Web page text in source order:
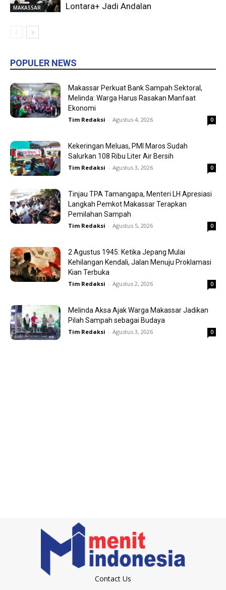
MAKASSAR
Lontara+ Jadi Andalan
POPULER NEWS
Makassar Perkuat Bank Sampah Sektoral,
Melinda: Warga Harus Rasakan Manfaat
Ekonomi
Tim Redaksi - Agustus 4, 2026 0
Kekeringan Meluas, PMI Maros Sudah
Salurkan 108 Ribu Liter Air Bersih
Tim Redaksi - Agustus 3, 2026 0
Tinjau TPA Tamangapa, Menteri LH Apresiasi
Langkah Pemkot Makassar Terapkan
Pemilahan Sampah
Tim Redaksi - Agustus 5, 2026 0
2 Agustus 1945: Ketika Jepang Mulai
Kehilangan Kendali, Jalan Menuju Proklamasi
Kian Terbuka
Tim Redaksi - Agustus 2, 2026 0
Melinda Aksa Ajak Warga Makassar Jadikan
Pilah Sampah sebagai Budaya
Tim Redaksi - Agustus 3, 2026 0
Contact Us